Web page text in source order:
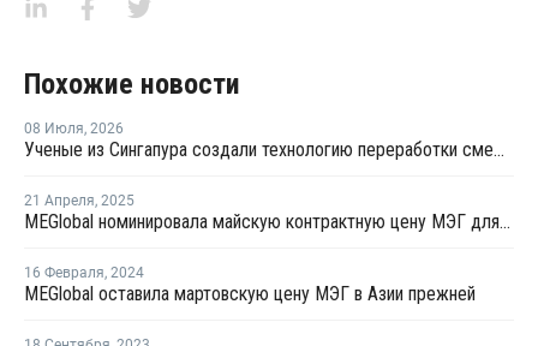
Похожие новости
08 Июля, 2026
Ученые из Сингапура создали технологию переработки смешанного пластика без участия растворителя
21 Апреля, 2025
MEGlobal номинировала майскую контрактную цену МЭГ для Азии
16 Февраля, 2024
MEGlobal оставила мартовскую цену МЭГ в Азии прежней